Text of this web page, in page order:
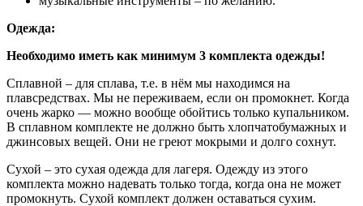
Одежда:
Необходимо иметь как минимум 3 комплекта одежды!
Сплавной – для сплава, т.е. в нём мы находимся на
плавсредствах. Мы не переживаем, если он промокнет. Когда
очень жарко — можно вообще обойтись только купальником.
В сплавном комплекте не должно быть хлопчатобумажных и
джинсовых вещей. Они не греют мокрыми и долго сохнут.
Сухой – это сухая одежда для лагеря. Одежду из этого
комплекта можно надевать только тогда, когда она не может
промокнуть. Сухой комплект должен оставаться сухим.